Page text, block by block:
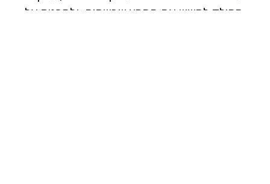
מהילד למשש את החפץ שבשקית, ולהכניס אל